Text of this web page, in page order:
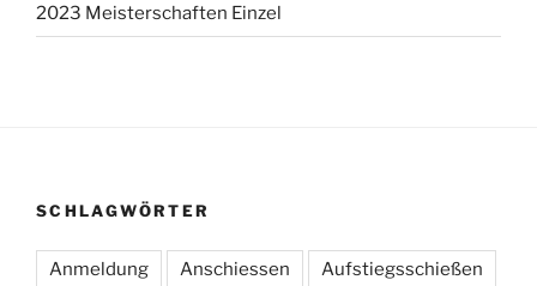
2023 Meisterschaften Einzel
SCHLAGWÖRTER
Anmeldung Anschiessen Aufstiegsschießen